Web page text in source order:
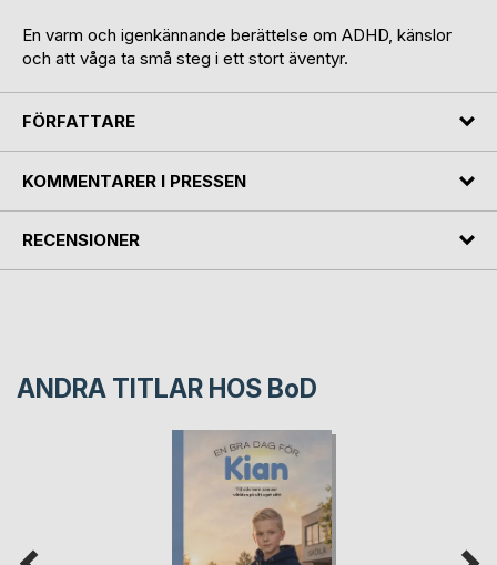
En varm och igenkännande berättelse om ADHD, känslor
och att våga ta små steg i ett stort äventyr.
FÖRFATTARE
KOMMENTARER I PRESSEN
RECENSIONER
ANDRA TITLAR HOS BoD